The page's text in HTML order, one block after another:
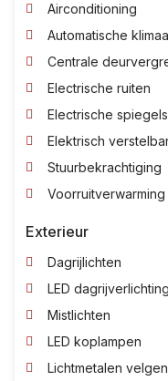
Airconditioning
Automatische
Centrale
Electrische ruiten
Electrische spiegels
Elektrisch
Stuurbekrachtiging
Voorruitverwarming
Exterieur
Dagrijlichten
LED dagrijverlichting
Mistlichten
LED koplampen
Lichtmetalen velgen